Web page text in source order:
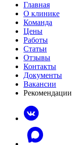
Главная
О клинике
Команда
Цены
Работы
Статьи
Отзывы
Контакты
Документы
Вакансии
Рекомендации